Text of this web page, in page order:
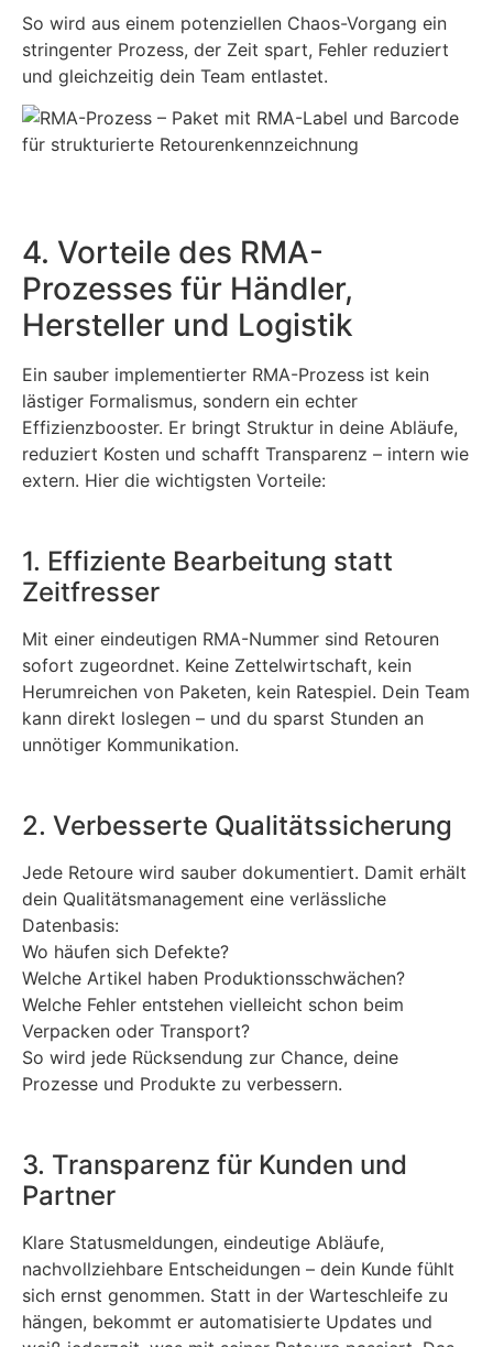
So wird aus einem potenziellen Chaos-Vorgang ein
stringenter Prozess, der Zeit spart, Fehler reduziert
und gleichzeitig dein Team entlastet.
4. Vorteile des RMA-
Prozesses für Händler,
Hersteller und Logistik
Ein sauber implementierter RMA-Prozess ist kein
lästiger Formalismus, sondern ein echter
Effizienzbooster. Er bringt Struktur in deine Abläufe,
reduziert Kosten und schafft Transparenz – intern wie
extern. Hier die wichtigsten Vorteile:
1. Effiziente Bearbeitung statt
Zeitfresser
Mit einer eindeutigen RMA-Nummer sind Retouren
sofort zugeordnet. Keine Zettelwirtschaft, kein
Herumreichen von Paketen, kein Ratespiel. Dein Team
kann direkt loslegen – und du sparst Stunden an
unnötiger Kommunikation.
2. Verbesserte Qualitätssicherung
Jede Retoure wird sauber dokumentiert. Damit erhält
dein Qualitätsmanagement eine verlässliche
Datenbasis:
Wo häufen sich Defekte?
Welche Artikel haben Produktionsschwächen?
Welche Fehler entstehen vielleicht schon beim
Verpacken oder Transport?
So wird jede Rücksendung zur Chance, deine
Prozesse und Produkte zu verbessern.
3. Transparenz für Kunden und
Partner
Klare Statusmeldungen, eindeutige Abläufe,
nachvollziehbare Entscheidungen – dein Kunde fühlt
sich ernst genommen. Statt in der Warteschleife zu
hängen, bekommt er automatisierte Updates und